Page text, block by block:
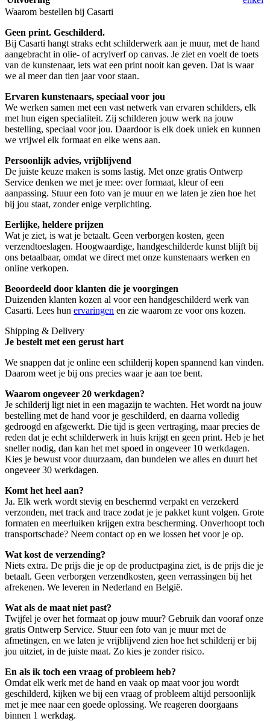
Waarom bestellen bij Casarti
Geen print. Geschilderd.
Bij Casarti hangt straks echt schilderwerk aan je muur, met de hand
aangebracht in olie- of acrylverf op canvas. Je ziet en voelt de toets
van de kunstenaar, iets wat een print nooit kan geven. Dat is waar
we al meer dan tien jaar voor staan.
Ervaren kunstenaars, speciaal voor jou
We werken samen met een vast netwerk van ervaren schilders, elk
met hun eigen specialiteit. Zij schilderen jouw werk na jouw
bestelling, speciaal voor jou. Daardoor is elk doek uniek en kunnen
we vrijwel elk formaat en elke wens aan.
Persoonlijk advies, vrijblijvend
De juiste keuze maken is soms lastig. Met onze gratis Ontwerp
Service denken we met je mee: over formaat, kleur of een
aanpassing. Stuur een foto van je muur en we laten je zien hoe het
bij jou staat, zonder enige verplichting.
Eerlijke, heldere prijzen
Wat je ziet, is wat je betaalt. Geen verborgen kosten, geen
verzendtoeslagen. Hoogwaardige, handgeschilderde kunst blijft bij
ons betaalbaar, omdat we direct met onze kunstenaars werken en
online verkopen.
Beoordeeld door klanten die je voorgingen
Duizenden klanten kozen al voor een handgeschilderd werk van
Casarti. Lees hun ervaringen en zie waarom ze voor ons kozen.
Shipping & Delivery
Je bestelt met een gerust hart
We snappen dat je online een schilderij kopen spannend kan vinden.
Daarom weet je bij ons precies waar je aan toe bent.
Waarom ongeveer 20 werkdagen?
Je schilderij ligt niet in een magazijn te wachten. Het wordt na jouw
bestelling met de hand voor je geschilderd, en daarna volledig
gedroogd en afgewerkt. Die tijd is geen vertraging, maar precies de
reden dat je echt schilderwerk in huis krijgt en geen print. Heb je het
sneller nodig, dan kan het met spoed in ongeveer 10 werkdagen.
Kies je bewust voor duurzaam, dan bundelen we alles en duurt het
ongeveer 30 werkdagen.
Komt het heel aan?
Ja. Elk werk wordt stevig en beschermd verpakt en verzekerd
verzonden, met track and trace zodat je je pakket kunt volgen. Grote
formaten en meerluiken krijgen extra bescherming. Onverhoopt toch
transportschade? Neem contact op en we lossen het voor je op.
Wat kost de verzending?
Niets extra. De prijs die je op de productpagina ziet, is de prijs die je
betaalt. Geen verborgen verzendkosten, geen verrassingen bij het
afrekenen. We leveren in Nederland en België.
Wat als de maat niet past?
Twijfel je over het formaat op jouw muur? Gebruik dan vooraf onze
gratis Ontwerp Service. Stuur een foto van je muur met de
afmetingen, en we laten je vrijblijvend zien hoe het schilderij er bij
jou uitziet, in de juiste maat. Zo kies je zonder risico.
En als ik toch een vraag of probleem heb?
Omdat elk werk met de hand en vaak op maat voor jou wordt
geschilderd, kijken we bij een vraag of probleem altijd persoonlijk
met je mee naar een goede oplossing. We reageren doorgaans
binnen 1 werkdag.